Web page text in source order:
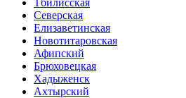
Северская
Елизаветинская
Новотитаровская
Афипский
Брюховецкая
Хадыженск
Ахтырский